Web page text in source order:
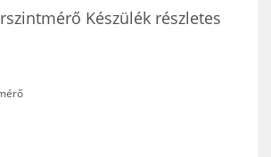
Készülék részletes